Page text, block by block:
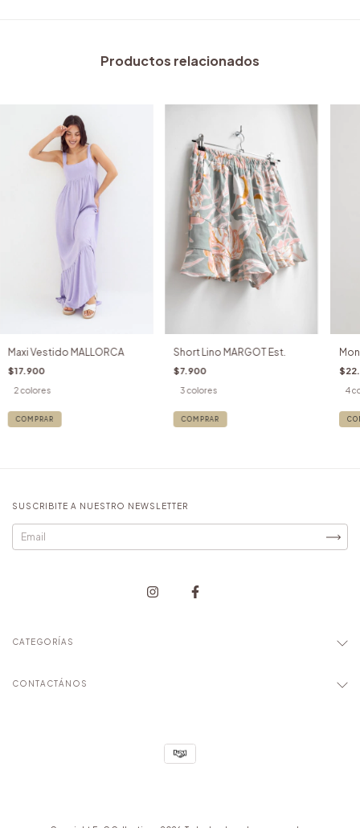
Productos relacionados
Maxi Vestido MALLORCA
$17.900
2 colores
COMPRAR
Short Lino MARGOT Est.
$7.900
3 colores
COMPRAR
4
SUSCRIBITE A NUESTRO NEWSLETTER
CATEGORÍAS
CONTACTÁNOS